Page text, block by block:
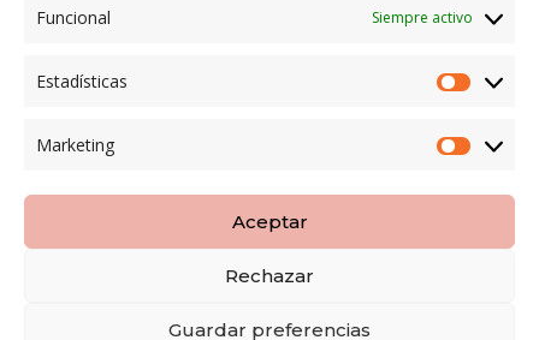
Funcional Siempre activo
Estadísticas
Marketing
Aceptar
Rechazar
Guardar preferencias
Copyright LOBESPAIN | Diseñada por